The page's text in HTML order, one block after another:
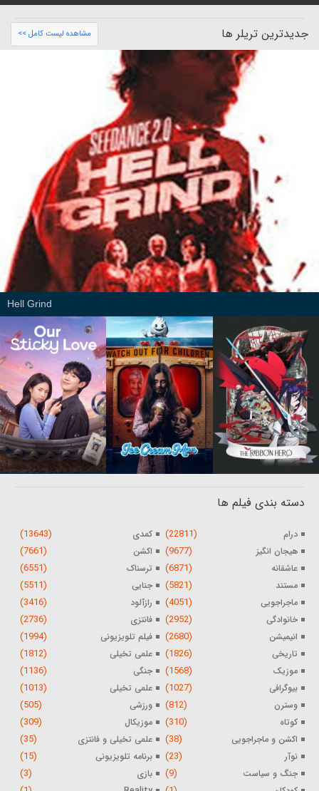
جدیدترین تریلر ها مشاهده لیست کامل >>
Hell Grind
دسته بندی فیلم ها
درام (22811) کمدی (13643)
هیجان انگیز (9677) اکشن (7661)
عاشقانه (6871) ترسناک (6551)
مستند (5821) جنایی (5511)
ماجراجویی (4051) رازآلود (3416)
خانوادگی (2952) فانتزی (2736)
انیمیشن (2680) فیلم تلویزیونی (1994)
تاریخی (1826) علمی تخیلی (1812)
موزیک (1568) جنگی (1136)
بیوگرافی (1027) علمی تخیلی (1013)
وسترن (812) ورزشی (505)
کوتاه (310) موزیکال (309)
اکشن و ماجراجویی (38) علمی تخیلی و فانتزی (35)
نوآر (23) برنامه تلویزیونی (15)
جنگ و سیاست (9) بازی (3)